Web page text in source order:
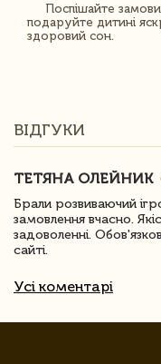
Поспішайте
подаруйте дитині
здоровий сон.
ВІДГУКИ
ТЕТЯНА ОЛЕЙНИК
Брали розвиваючий
замовлення вчасно.
задоволенні.
сайті.
Усі коментарі